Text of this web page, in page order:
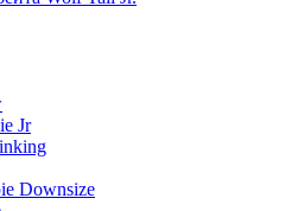
Jr
Downsize